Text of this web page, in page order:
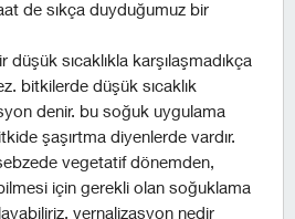
de sıkça duyduğumuz bir
sıcaklıkla karşılaşmadıkça
bitkilerde düşük sıcaklık
denir. bu soğuk uygulama
şaşırtma diyenlerde vardır.
vegetatif dönemden,
için gerekli olan soğuklama
vernalizasyon nedir